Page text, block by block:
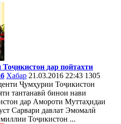
дар пойтахти
Хабар 21.03.2016 22:43 1305
Ҷумҳурии Тоҷикистон
тантанавӣ бинои нави
дар Амороти Муттаҳидаи
Сарвари давлат Эмомалӣ
Тоҷикистон ...